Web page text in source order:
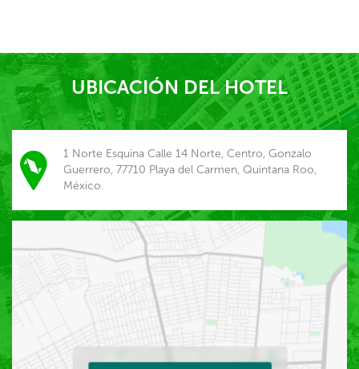
UBICACIÓN DEL HOTEL
1 Norte Esquina Calle 14 Norte, Centro, Gonzalo
Guerrero, 77710 Playa del Carmen, Quintana Roo,
México.